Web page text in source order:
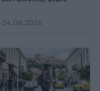
04.06.2026